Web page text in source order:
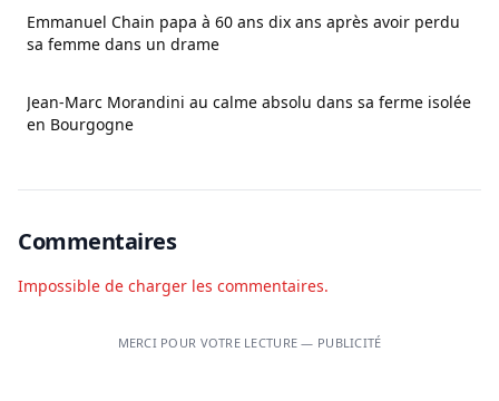
Emmanuel Chain papa à 60 ans dix ans après avoir perdu
sa femme dans un drame
Jean-Marc Morandini au calme absolu dans sa ferme isolée
en Bourgogne
Commentaires
Impossible de charger les commentaires.
MERCI POUR VOTRE LECTURE — PUBLICITÉ